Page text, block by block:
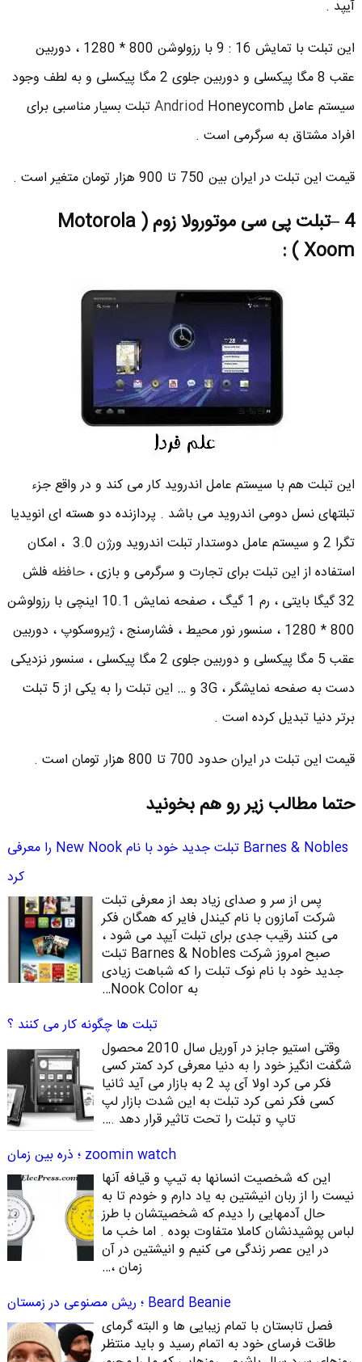
آیپد .
این تبلت با تمایش 16 : 9 با رزولوشن 800 * 1280 ، دوربین
عقب 8 مگا پیکسلی و دوربین جلوی 2 مگا پیکسلی و به لطف وجود
سیستم عامل
AndriodHoneycomb تبلت بسیار مناسبی برای
افراد مشتاق به سرگرمی است .
قیمت این تبلت در ایران بین 750 تا 900 هزار تومان متغیر است .
4 –تبلت پی سی موتورولا زوم ( Motorola
Xoom ) :
این تبلت هم با سیستم عامل اندروید کار می کند و در واقع جزء
تبلتهای نسل دومی اندروید می باشد . پردازنده دو هسته ای انویدیا
تگرا 2 و سیستم عامل دوستدار تبلت اندروید ورژن 3.0 ، امکان
استفاده از این تبلت برای تجارت و سرگرمی و بازی ، حافظه فلش
32 گیگا بایتی ، رم 1 گیگ ، صفحه نمایش 10.1 اینچی با رزولوشن
800 * 1280 ، سنسور نور محیط ، فشارسنج ، ژیروسکوپ ، دوربین
عقب 5 مگا پیکسلی و دوربین جلوی 2 مگا پیکسلی ، سنسور نزدیکی
دست به صفحه نمایشگر ، 3G و … این تبلت را به یکی از 5 تبلت
برتر دنیا تبدیل کرده است .
قیمت این تبلت در ایران حدود 700 تا 800 هزار تومان است .
حتما مطالب زیر رو هم بخونید
Barnes & Nobles تبلت جدید خود با نام New Nook را معرفی
کرد
پس از سر و صدای زیاد بعد از معرفی تبلت
شرکت آمازون با نام کیندل فایر که همگان فکر
می کنند رقیب جدی برای تبلت آیپد می شود ،
صبح امروز شرکت Barnes & Nobles تبلت
جدید خود با نام نوک تبلت را که شباهت زیادی
به Nook Color…
تبلت ها چگونه کار می کنند ؟
وقتی استیو جابز در آوریل سال 2010 محصول
شگفت انگیز خود را به دنیا معرفی کرد کمتر کسی
فکر می کرد اولا آی پد 2 به بازار می آید ثانیا
کسی فکر نمی کرد تبلت به این شدت بازار لپ
تاپ و تبلت را تحت تاثیر قرار دهد .…
zoomin watch ؛ ذره بین زمان
این که شخصیت انسانها به تیپ و قیافه آنها
نیست را از ربان انیشتین به یاد دارم و خودم تا به
حال آدمهایی را دیدم که شخصیتشان با طرز
لباس پوشیدنشان کاملا متفاوت بوده . اما خب ما
در این عصر زندگی می کنیم و انیشتین در آن
زمان ،…
Beard Beanie ؛ ریش مصنوعی در زمستان
فصل تابستان با تمام زیبایی ها و البته گرمای
طاقت فرسای خود به اتمام رسید و باید منتظر